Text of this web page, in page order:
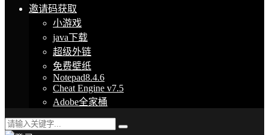
邀请码获取
小游戏
java下载
超级外链
免费壁纸
Notepad8.4.6
Cheat Engine v7.5
Adobe全家桶